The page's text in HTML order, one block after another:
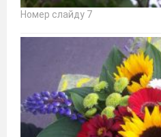
Номер слайду 7